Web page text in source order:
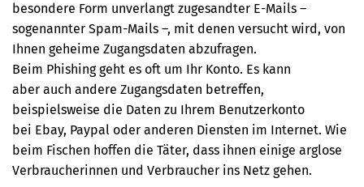
besondere Form unverlangt zugesandter E-Mails –
sogenannter Spam-Mails –, mit denen versucht wird, von
Ihnen geheime Zugangsdaten abzufragen.
Beim Phishing geht es oft um Ihr Konto. Es kann
aber auch andere Zugangsdaten betreffen,
beispielsweise die Daten zu Ihrem Benutzerkonto
bei Ebay, Paypal oder anderen Diensten im Internet. Wie
beim Fischen hoffen die Täter, dass ihnen einige arglose
Verbraucherinnen und Verbraucher ins Netz gehen.